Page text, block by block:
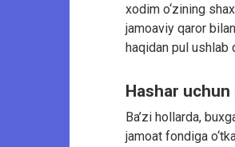
xodim o‘zining
jamoaviy qaror
haqidan pul ushlab
Hashar uchun
Ba’zi hollarda,
jamoat fondiga